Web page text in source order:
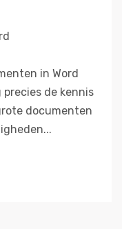
in Word
de kennis
documenten